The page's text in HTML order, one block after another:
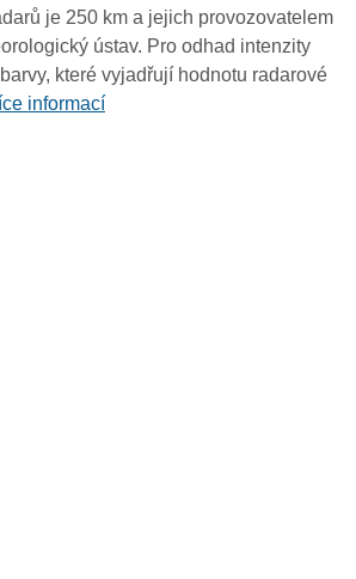
je 250 km a jejich provozovatelem
ústav. Pro odhad intenzity
které vyjadřují hodnotu radarové
informací